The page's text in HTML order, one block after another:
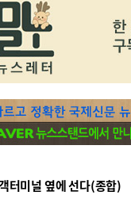
터미널 옆에 선다(종합)